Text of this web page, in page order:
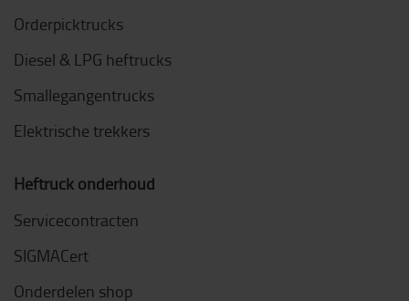
Orderpicktrucks
Diesel & LPG heftrucks
Smallegangentrucks
Elektrische trekkers
Heftruck onderhoud
Servicecontracten
SIGMACert
Onderdelen shop